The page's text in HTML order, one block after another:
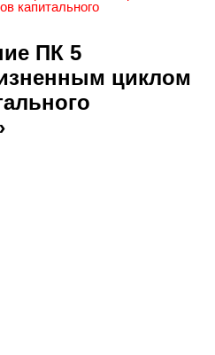
капитального
ПК 5
циклом